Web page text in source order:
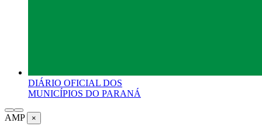
DIÁRIO OFICIAL DOS
MUNICÍPIOS DO PARANÁ
AMP ×